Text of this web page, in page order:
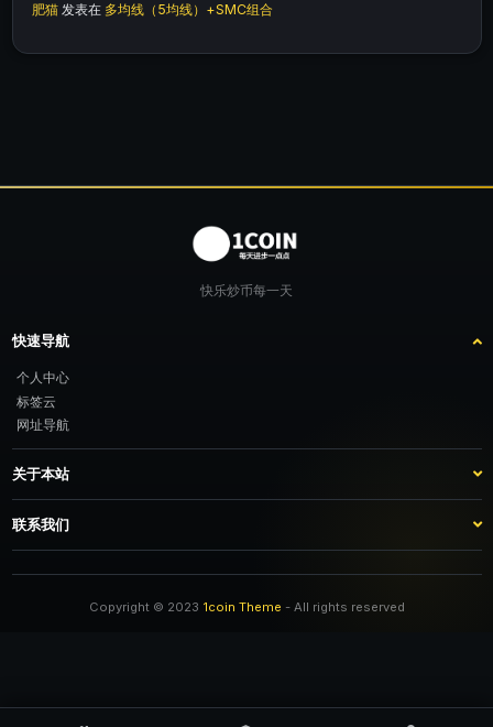
肥猫 发表在 多均线（5均线）+SMC组合
快乐炒币每一天
快速导航
个人中心
标签云
网址导航
关于本站
站点介绍
客服咨询
推广计划
联系我们
TG：@feimao2024 QQ：3261605442 微信：moto001com 新浪微博：三
Copyright © 2023 1coin Theme - All rights reserved